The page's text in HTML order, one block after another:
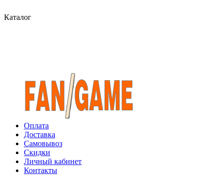
Каталог
Оплата
Доставка
Самовывоз
Скидки
Личный кабинет
Контакты